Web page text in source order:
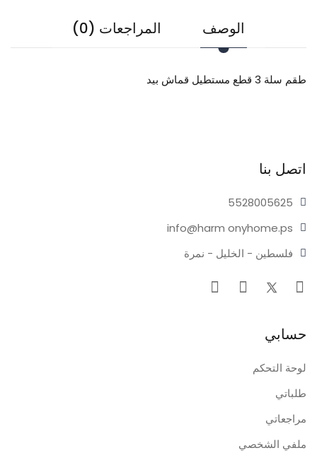
الوصف المراجعات (0)
طقم سلة 3 قطع مستطيل قماش بيد
اتصل بنا
05625
55280
info@harm onyhome.ps
فلسطين - الخليل - نمرة
حسابي
لوحة التحكم
طلباتي
مراجعاتي
ملفي الشخصي